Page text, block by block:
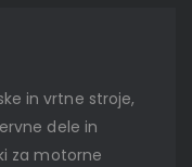
in vrtne stroje,
dele in
za motorne